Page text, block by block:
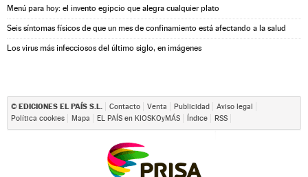
Menú para hoy: el invento egipcio que alegra cualquier plato
Seis síntomas físicos de que un mes de confinamiento está afectando a la salud
Los virus más infecciosos del último siglo, en imágenes
© EDICIONES EL PAÍS S.L. Contacto Venta Publicidad
Aviso legal
Política cookies
Mapa EL PAÍS en KIOSKOyMÁS Índice RSS